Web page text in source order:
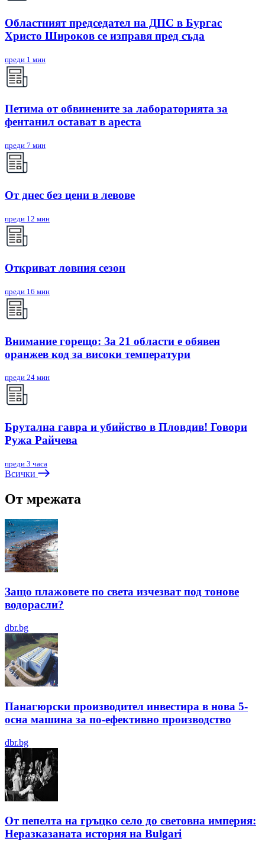
Областният председател на ДПС в Бургас
Христо Широков се изправя пред съда
преди 1 мин
Петима от обвинените за лабораторията за
фентанил остават в ареста
преди 7 мин
От днес без цени в левове
преди 12 мин
Откриват ловния сезон
преди 16 мин
Внимание горещо: За 21 области е обявен
оранжев код за високи температури
преди 24 мин
Брутална гавра и убийство в Пловдив! Говори
Ружа Райчева
преди 3 часа
Всички
От мрежата
Защо плажовете по света изчезват под тонове
водорасли?
dbr.bg
Панагюрски производител инвестира в нова 5-
осна машина за по-ефективно производство
dbr.bg
От пепелта на гръцко село до световна империя:
Неразказаната история на Bulgari